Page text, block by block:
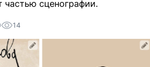
частью сценографии.
14